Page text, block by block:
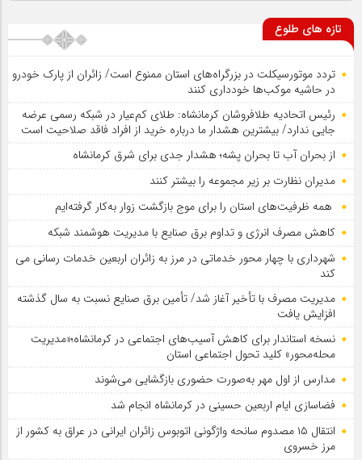
تازه های طلوع
تردد موتورسیکلت در بزرگراه‌های استان ممنوع است/ زائران از پارک خودرو
در حاشیه موکب‌ها خودداری کنند
رئیس اتحادیه طلافروشان کرمانشاه: طلای کم‌عیار در شبکه رسمی عرضه
جایی ندارد/ بیشترین هشدار ما درباره خرید از افراد فاقد صلاحیت است
از بحران آب تا بحران پشه؛ هشدار جدی برای شرق کرمانشاه
مدیران نظارت بر زیر مجموعه را بیشتر کنند
همه ظرفیت‌های استان را برای موج بازگشت زوار به‌کار گرفته‌ایم
کاهش مصرف انرژی و تداوم برق صنایع با مدیریت هوشمند شبکه
شهرداری با چهار محور خدماتی در مرز به زائران اربعین خدمات رسانی می
کند
مدیریت مصرف با تأخیر آغاز شد/ تأمین برق صنایع نسبت به سال گذشته
افزایش یافت
نسخه استاندار برای کاهش آسیب‌های اجتماعی در کرمانشاه؛«مدیریت
محله‌محور» کلید تحول اجتماعی استان
مدارس از اول مهر به‌صورت حضوری بازگشایی می‌شوند
فضاسازی ایام اربعین حسینی در کرمانشاه انجام شد
انتقال ۱۵ مصدوم سانحه واژگونی اتوبوس زائران ایرانی در عراق به کشور از
مرز خسروی